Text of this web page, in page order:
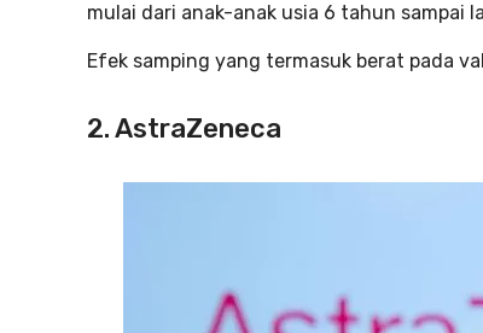
mulai dari anak-anak usia 6 tahun sampai
Efek samping yang termasuk berat pada
2. AstraZeneca